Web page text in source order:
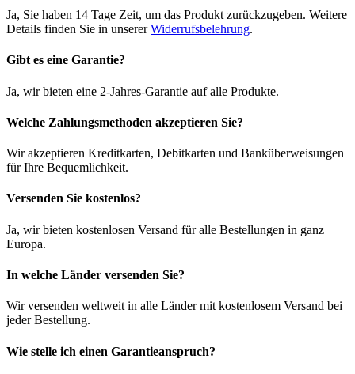
Ja, Sie haben 14 Tage Zeit, um das Produkt zurückzugeben. Weitere
Details finden Sie in unsererWiderrufsbelehrung.
Gibt es eine Garantie?
Ja, wir bieten eine 2-Jahres-Garantie auf alle Produkte.
Welche Zahlungsmethoden akzeptieren Sie?
Wir akzeptieren Kreditkarten, Debitkarten und Banküberweisungen
für Ihre Bequemlichkeit.
Versenden Sie kostenlos?
Ja, wir bieten kostenlosen Versand für alle Bestellungen in ganz
Europa.
In welche Länder versenden Sie?
Wir versenden weltweit in alle Länder mit kostenlosem Versand bei
jeder Bestellung.
Wie stelle ich einen Garantieanspruch?